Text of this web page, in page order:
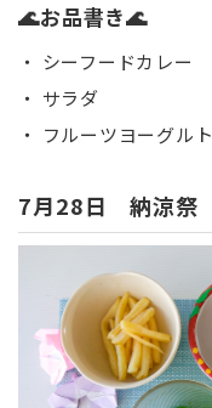
🌊お品書き🌊
・ シーフードカレー
・ サラダ
・ フルーツヨーグルト
7月28日 納涼祭